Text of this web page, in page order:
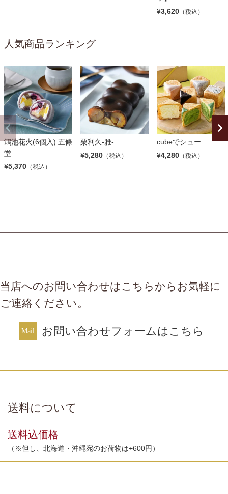
¥3,620 （税込）
人気商品ランキング
鴻池花火(6個入) 五條
堂
¥5,370 （税込）
栗利久-雅-
¥5,280 （税込）
cubeでシュー
¥4,280 （税込）
当店へのお問い合わせはこちらからお気軽に
ご連絡ください。
お問い合わせフォームはこちら
送料について
送料込価格
（※但し、北海道・沖縄宛のお荷物は+600円）